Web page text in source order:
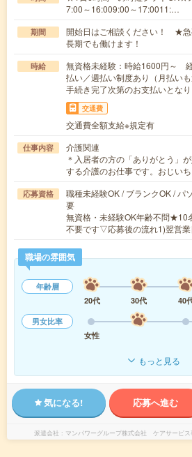
7:00～16:009:00～17:0011:…
期間
開始日はご相談ください！ ★
長期でも働けます！
時給
無資格未経験：時給1600円～
払い／週払い制度あり（月払い
手続き完了次第のお支払いとなり
交通費
交通費全額支給※規定有
仕事内容
介護関連
＊入居者の方の「ありがとう」
する介護のお仕事です。おじい
応募資格
職種未経験OK / ブランクOK / パ
要
無資格・未経験OK年齢不問★10
不要です▽応募後の流れ1)翌営
職場の雰囲気
年齢層
20代
30代 40
男女比率
女性
もっと見る
気になる! 応募へ進む
派遣会社 マンパワーグループ株式会社 ケアサービ